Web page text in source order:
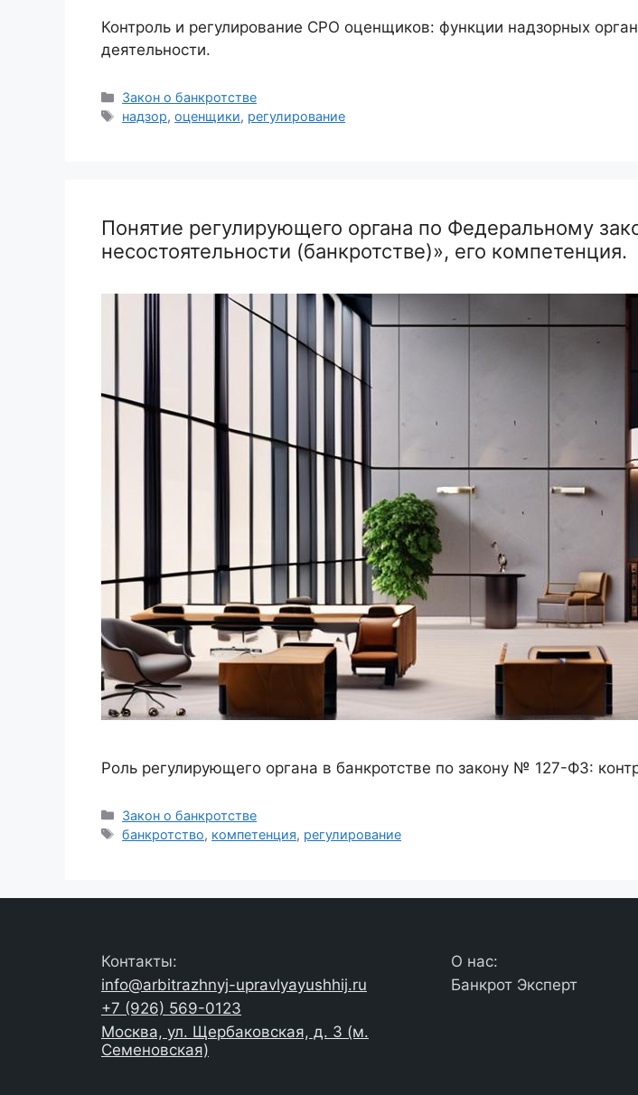
Контроль и регулирование СРО оценщиков: функции надзорных
деятельности.
Рубрики
Закон о банкротстве
Метки
надзор,оценщики, регулирование
Понятие регулирующего органа по Федеральному
несостоятельности (банкротстве)», его компетенция.
Роль регулирующего органа в банкротстве по закону № 127-ФЗ:
Рубрики
Закон о банкротстве
Метки
банкротство, компетенция, регулирование
Контакты:
info@arbitrazhnyj-upravlyayushhij.ru
+7 (926) 569-0123
Москва, ул. Щербаковская, д. 3 (м.
Семеновская)
О нас:
Банкрот Эксперт